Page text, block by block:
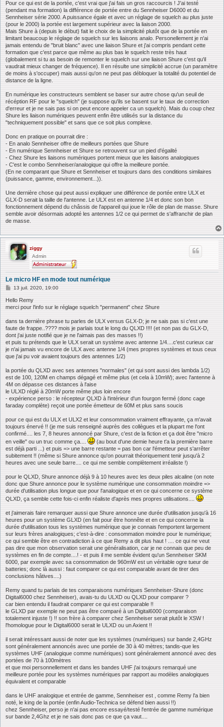
Pour ce qui est de la portée, c'est vrai que j'ai fais un gros raccourcis ! J'ai testé
(pendant ma formation) la différence de portée entre du Sennheiser D6000 et du
Sennheiser série 2000. A puissance égale et avec un réglage de squelch au plus juste
(pour le 2000) la portée est largement supérieur avec la liaison 2000.
Mais Shure à (depuis le début) fait le choix de la simplicité plutôt que de la portée en
limitant beaucoup le réglage de squelch sur les liaisons analo. Personellement je n'ai
jamais entendu de "bruit blanc" avec une liaison Shure et j'ai compris pendant cette
formation que c'est parce que même au plus bas le squelch reste très haut
(globalement si tu as besoin de remonter le squelch sur une liaison Shure c'est qu'il
vaudrait mieux changer de fréquence). Il en résulte une simplicité accrue (un paramètre
de moins à s'occuper) mais aussi qu'on ne peut pas débloquer la totalité du potentiel de
distance de la ligne.
En numérique les constructeurs semblent se baser sur autre chose qu'un seuil de
récéption RF pour le "squelch" (je suppose qu'ils se basent sur le taux de correction
d'erreur et je ne sais pas si on peut encore appeler ca un squelch). Mais du coup chez
Shure les liaison numériques peuvent enfin être utilisés sur la distance du
"techniquement possible" et sans que ce soit plus complexe.
Donc en pratique on pourrait dire :
- En analo Sennheiser offre de meilleurs portées que Shure
- En numérique Sennheiser et Shure se retrouvent sur un pied d'égalité
- Chez Shure les liaisons numériques portent mieux que les liaisons analogiques
- C'est le combo Sennheiser/analogique qui offre la meilleure portée.
(En ne comparant que Shure et Sennheiser et toujours dans des conditions similaires
(puissance, gamme, environnement...)).
Une dernière chose qui peut aussi expliquer une différence de portée entre ULX et
GLX-D serait la taille de l'antenne. Le ULX est en antenne 1/4 et donc son bon
fonctionnement dépend du châssis de l'appareil qui joue le rôle de plan de masse. Shure
semble avoir désormais adopté les antennes 1/2 ce qui permet de s'affranchir de plan
de masse.
ziggy
Admin
Le micro HF en mode tout numérique
M
s
s
e
13 juil. 2020, 19:00
Hello Remy
merci pour l'info sur le réglage squelch "permanent" chez Shure
dans ta dernière phrase tu parles de ULX versus GLX-D; je ne sais pas si c'est une
faute de frappe..???? mois je parlais tout le long du QLXD !!!! (et non pas du GLX-D,
dont j'ai juste notifié que je ne l'aimais pas des masses !!)
et puis tu prétends que le ULX serait un système avec antenne 1/4....c'est curieux car
je n'ai jamais vu encore de ULX avec antenne 1/4 (mes propres systèmes et tous ceux
que j'ai pu voir avaient toujours des antennes 1/2)
la portée du QLXD avec ses antennes "normales" (et qui sont aussi des lambda 1/2)
est de 100, 120M en champs dégagé et même plus (et cela à 10mW); avec l'antenne à
4M on dépasse ces distances à l'aise
le ULXD réglé à 20mW porte même plus loin encore
- expérience perso : le récepteur QLXD à l'intérieur d'un fourgon fermé (donc cage
faraday complète) reçoit une portée émetteur de 60M et plus sans soucis
pour ce qui est du ULX et ULX2 et leur consommation vraiment effrayante, ça m'avait
toujours énervé !! (je me suis renseigné auprès des collègues et la plupart me l'ont
confirmé.... les 7, 8 heures annoncé par Shure, c'est de la fiction et ça doit être "micro
en veille" ou un truc comme ça....
(au bout d'une demie heure t'a la première barre
est déjà parti ...) et puis => une barre restante = pas bon car l'émetteur peut s'arrêter
subitement !! (même si Shure annonce qu'on pourrait théoriquement tenir jusqu'à 2
heures avec une seule barre.... ce qui me semble complètement irréaliste !)
pour le QLXD, Shure annonce déjà 9 à 10 heures avec les deux piles alcaline (on note
donc que Shure annonce pour le système numérique une consommation moindre =>
durée d'utilisation plus longue que pour l'analogique et en ce qui concerne ce système
QLXD, ça semble cette fois-ci enfin réaliste d'après mes propres utilisations....
et j'aimerais faire remarquer aussi que Shure annonce une durée d'utilisation jusqu'à 16
heures pour un système GLXD (en fait pour être honnête et en ce qui concerne la
durée d'utilisation tous les systèmes numérique que je connais l'emportent largement
sur leurs frères analogiques; c'est-à-dire : consommation moindre pour le numérique;
ce qui semble être en contradiction à ce que Remy a dit plus haut ! .... ce qui ne veut
pas dire que mon observation serait une généralisation, car je ne connais que peu de
systèmes en fin de compte....! - et puis il me semble évident qu'un Sennheiser SKM
6000, par exemple avec sa consommation de 960mW est un véritable ogre tueur de
batteries; donc là aussi : faut comparer ce qui est comparable avant de tirer des
conclusions hâtives....)
Remy quand tu parlais de tes comparaisons numériques Sennheiser-Shure (donc
Digital6000 chez Sennheiser), avais-tu du ULXD ou QLXD pour comparer ?
car bien entendu il faudrait comparer ce qui est comparable !!
le GLXD par exemple ne peut pas être comparé à un Digital6000 (comparaison
totalement injuste !) !! son frère à comparer chez Sennheiser serait plutôt le XSW !
l'homologue pour le Digital6000 serait le ULXD ou un Axient !!
il serait intéressant aussi de noter que les systèmes (numériques) sur bande 2,4GHz
sont généralement annoncés avec une portée de 30 à 40 mètres; tandis-que les
systèmes UHF (analogique comme numériques) sont généralement annoncé avec des
portées de 70 à 100mètres
et que moi personnellement et dans les bandes UHF j'ai toujours remarqué une
meilleure portée pour les systèmes numériques par rapport au modèles analogiques
équivalent et comparable
dans le UHF analogique et entrée de gamme, Sennheiser est , comme Remy l'a bien
noté, le king de la portée (enfin Audio-Technica se défend bien aussi !!)
chez Sennheiser, perso je n'ai pas encore essayé/testé l'entrée de gamme numérique
sur bande 2,4Ghz et je ne sais donc pas ce que ça vaut....